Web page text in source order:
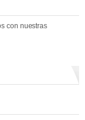
con nuestras